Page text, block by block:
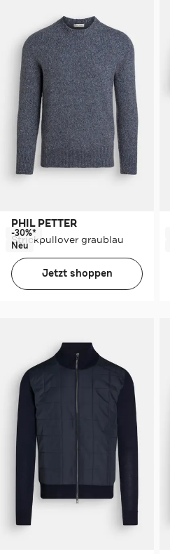
PHIL PETTER
Strickpullover graublau
-30%*
Neu
Jetzt shoppen